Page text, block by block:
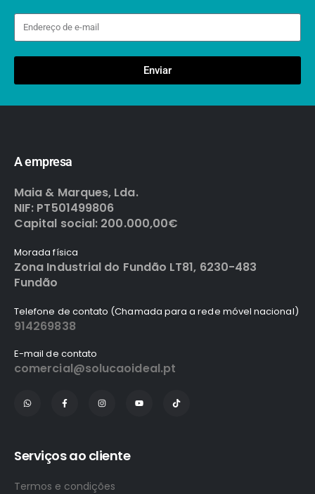
Enviar
A empresa
Maia & Marques, Lda.
NIF: PT501499806
Capital social: 200.000,00€
Morada física
Zona Industrial do Fundão LT81, 6230-483
Fundão
Telefone de contato (Chamada para a rede móvel nacional)
914269838
E-mail de contato
comercial@solucaoideal.pt
Serviços ao cliente
Termos e condições